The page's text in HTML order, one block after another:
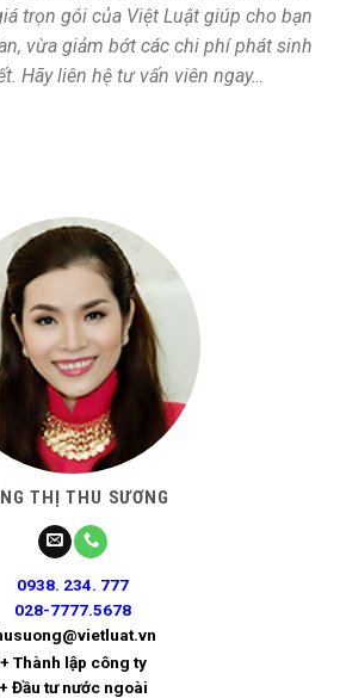
trọn gói của Việt Luật giúp cho bạn
vừa giảm bớt các chi phí phát sinh
Hãy liên hệ tư vấn viên ngay…
THỊ THU SƯƠNG
0938. 234. 777
028-7777.5678
+ Thành lập công ty
+ Đầu tư nước ngoài